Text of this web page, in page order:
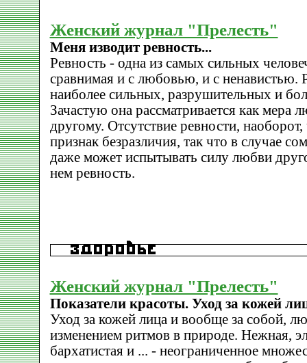
Женский журнал "Прелесть"
Меня изводит ревность...
Ревность - одна из самых сильных
сравнимая и с любовью, и с ненавистью.
наиболее сильных, разрушительных и
Зачастую она рассматривается как мера
другому. Отсутствие ревности, наоборот,
признак безразличия, так что в случае
даже может испытывать силу любви
нем ревность.
Женский журнал "Прелесть"
Показатели красоты. Уход за кожей
Уход за кожей лица и вообще за собой,
изменением ритмов в природе. Нежная,
бархатистая и ... - неограниченное